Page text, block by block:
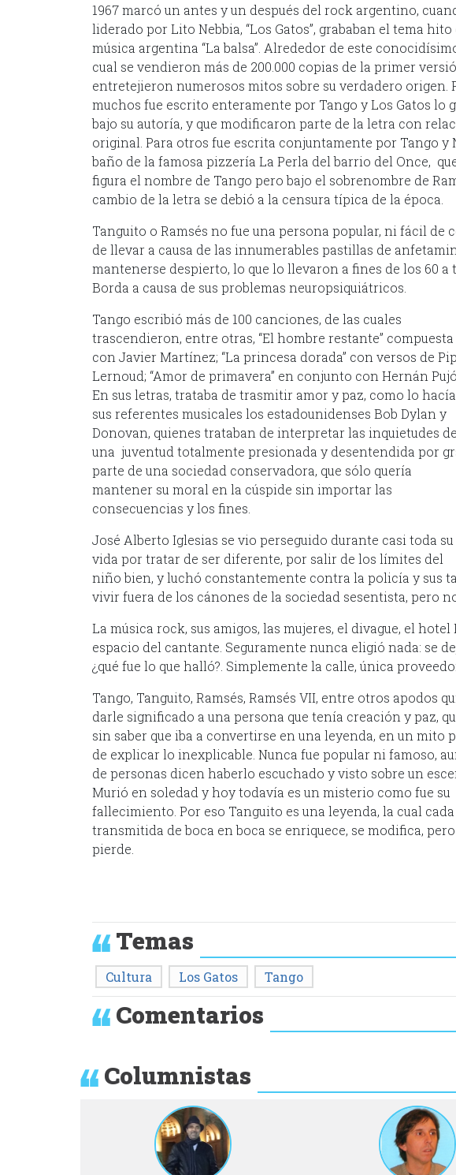
1967 marcó un antes y un después del rock argentino,
liderado por Lito Nebbia, “Los Gatos”, grababan el tema hito
música argentina “La balsa”. Alrededor de este
cual se vendieron más de 200.000 copias de la primer
entretejieron numerosos mitos sobre su verdadero origen.
muchos fue escrito enteramente por Tango y Los Gatos lo
bajo su autoría, y que modificaron parte de la letra con
original. Para otros fue escrita conjuntamente por Tango y
baño de la famosa pizzería La Perla del barrio del Once,
figura el nombre de Tango pero bajo el sobrenombre de
cambio de la letra se debió a la censura típica de la época.
Tanguito o Ramsés no fue una persona popular, ni fácil de
de llevar a causa de las innumerables pastillas de
mantenerse despierto, lo que lo llevaron a fines de los 60
Borda a causa de sus problemas neuropsiquiátricos.
Tango escribió más de 100 canciones, de las cuales
trascendieron, entre otras, “El hombre restante” compuesta
con Javier Martínez; “La princesa dorada” con versos de
Lernoud; “Amor de primavera” en conjunto con Hernán Pujó.
En sus letras, trataba de trasmitir amor y paz, como lo
sus referentes musicales los estadounidenses Bob Dylan y
Donovan, quienes trataban de interpretar las inquietudes de
una juventud totalmente presionada y desentendida por
parte de una sociedad conservadora, que sólo quería
mantener su moral en la cúspide sin importar las
consecuencias y los fines.
José Alberto Iglesias se vio perseguido durante casi toda su
vida por tratar de ser diferente, por salir de los límites del
niño bien, y luchó constantemente contra la policía y sus
vivir fuera de los cánones de la sociedad sesentista, pero
La música rock, sus amigos, las mujeres, el divague, el
espacio del cantante. Seguramente nunca eligió nada: se
¿qué fue lo que halló?. Simplemente la calle, única
Tango, Tanguito, Ramsés, Ramsés VII, entre otros apodos
darle significado a una persona que tenía creación y paz,
sin saber que iba a convertirse en una leyenda, en un mito
de explicar lo inexplicable. Nunca fue popular ni famoso,
de personas dicen haberlo escuchado y visto sobre un
Murió en soledad y hoy todavía es un misterio como fue su
fallecimiento. Por eso Tanguito es una leyenda, la cual cada
transmitida de boca en boca se enriquece, se modifica,
pierde.
Temas
Cultura Los Gatos Tango
Comentarios
Columnistas